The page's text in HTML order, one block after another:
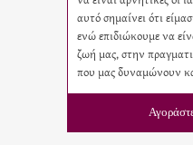
αυτό σημαίνει ότι
ενώ επιδιώκουμε να
ζωή μας, στην
που μας δυναμώνουν